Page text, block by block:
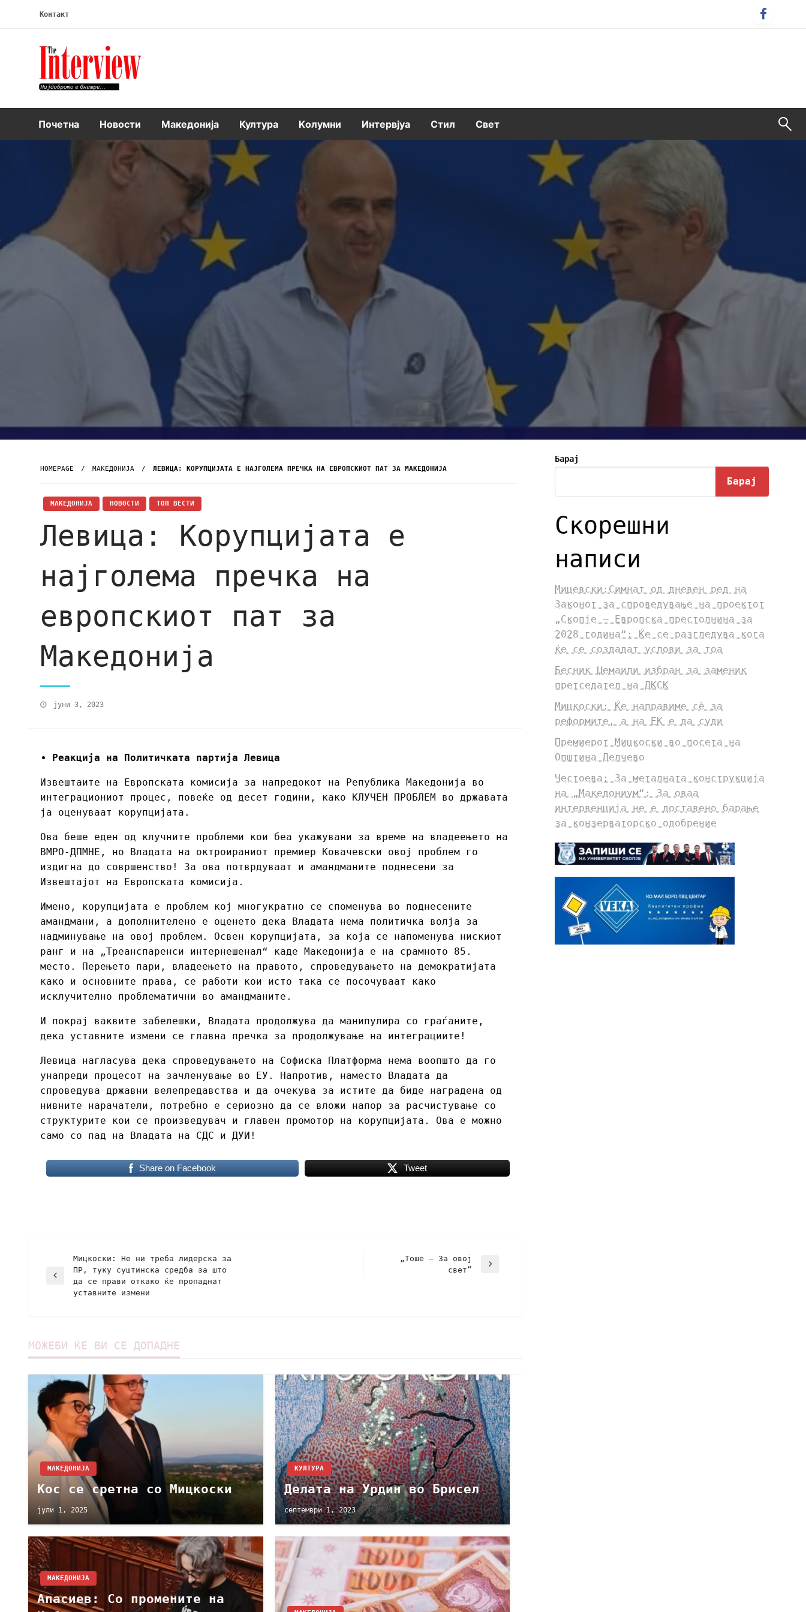
Контакт
Интервју
Почетна Новости Македонија Култура Kолумни Интервјуа Стил Свет
HOMEPAGE МАКЕДОНИЈА ЛЕВИЦА: КОРУПЦИЈАТА Е НАЈГОЛЕМА ПРЕЧКА НА ЕВРОПСКИОТ ПАТ ЗА МАКЕДОНИЈА
МАКЕДОНИЈА НОВОСТИ ТОП ВЕСТИ
Левица: Корупцијата е
најголема пречка на
европскиот пат за
Македонија
јуни 3, 2023
Реакција на Политичката партија Левица
Извештаите на Европската комисија за напредокот на Република Македонија во
интеграциониот процес, повеќе од десет години, како КЛУЧЕН ПРОБЛЕМ во државата
ја оценуваат корупцијата.
Ова беше еден од клучните проблеми кои беа укажувани за време на владеењето на
ВМРО-ДПМНЕ, но Владата на октроираниот премиер Ковачевски овој проблем го
издигна до совршенство! За ова потврдуваат и амандманите поднесени за
Извештајот на Европската комисија.
Имено, корупцијата е проблем кој многукратно се споменува во поднесените
амандмани, а дополнителено е оценето дека Владата нема политичка волја за
надминување на овој проблем. Освен корупцијата, за која се напоменува нискиот
ранг и на „Треанспаренси интернешенал“ каде Македонија е на срамното 85.
место. Перењето пари, владеењето на правото, спроведувањето на демократијата
како и основните права, се работи кои исто така се посочуваат како
исклучително проблематични во амандманите.
И покрај ваквите забелешки, Владата продолжува да манипулира со граѓаните,
дека уставните измени се главна пречка за продолжување на интеграциите!
Левица нагласува дека спроведувањето на Софиска Платформа нема воопшто да го
унапреди процесот на зачленување во ЕУ. Напротив, наместо Владата да
спроведува државни велепредавства и да очекува за истите да биде наградена од
нивните нарачатели, потребно е сериозно да се вложи напор за расчистување со
структурите кои се произведувач и главен промотор на корупцијата. Ова е можно
само со пад на Владата на СДС и ДУИ!
Share on Facebook Tweet
Мицкоски: Не ни треба лидерска за
ПР, туку суштинска средба за што
да се прави откако ќе пропаднат
уставните измени
„Тоше – За овој
свет“
МОЖЕБИ ЌЕ ВИ СЕ ДОПАДНЕ
МАКЕДОНИЈА
Кос се сретна со Мицкоски
јули 1, 2025
КУЛТУРА
Делата на Урдин во Брисел
септември 1, 2023
МАКЕДОНИЈА
Апасиев: Со промените на
Барај
Барај
Скорешни
написи
Мицевски:Симнат од дневен ред на
Законот за спроведување на проектот
„Скопје – Европска престолнина за
2028 година“: Ќе се разгледува кога
ќе се создадат услови за тоа
Бесник Џемаили избран за заменик
претседател на ДКСК
Мицкоски: Ќе направиме сè за
реформите, а на ЕК е да суди
Премиерот Мицкоски во посета на
Општина Делчево
Честоева: За металната конструкција
на „Македониум“: За оваа
интервенција не е доставено барање
за конзерваторско одобрение